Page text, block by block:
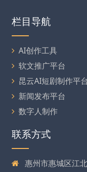
栏目导航
AI创作工具
软文推广平台
昆云AI短剧制作平台
新闻发布平台
数字人制作
联系方式
惠州市惠城区江